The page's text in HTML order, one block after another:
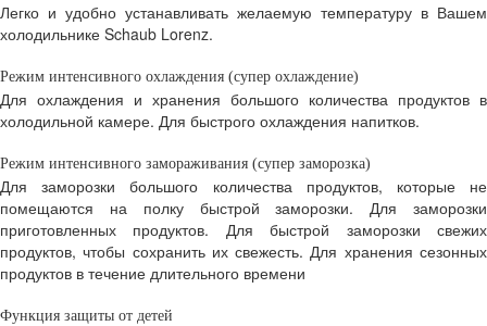
Легко и удобно устанавливать желаемую температуру в Вашем
холодильнике Schaub Lorenz.
Режим интенсивного охлаждения (супер охлаждение)
Для охлаждения и хранения большого количества продуктов в
холодильной камере. Для быстрого охлаждения напитков.
Режим интенсивного замораживания (супер заморозка)
Для заморозки большого количества продуктов, которые не
помещаются на полку быстрой заморозки. Для заморозки
приготовленных продуктов. Для быстрой заморозки свежих
продуктов, чтобы сохранить их свежесть. Для хранения сезонных
продуктов в течение длительного времени
Функция защиты от детей